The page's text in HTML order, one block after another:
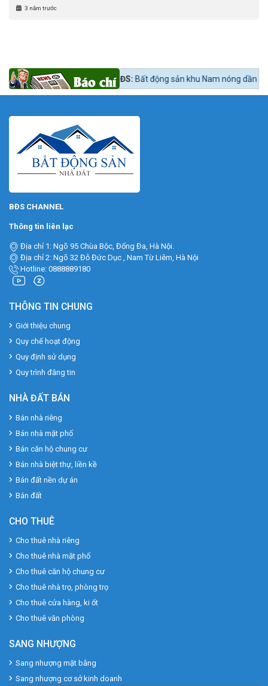
3 năm trước
Tin tức 24h BĐS: Bất động sản khu Nam nóng dần theo lộ trình lên
BĐS CHANNEL
Thông tin liên lạc
Địa chỉ 1: Ngõ 95 Chùa Bộc, Đống Đa, Hà Nội.
Địa chỉ 2: Ngõ 32 Đỗ Đức Dục , Nam Từ Liêm, Hà Nội
Hotline: 0888889180
THÔNG TIN CHUNG
Giới thiệu chung
Quy chế hoạt động
Quy định sử dụng
Quy trình đăng tin
NHÀ ĐẤT BÁN
Bán nhà riêng
Bán nhà mặt phố
Bán căn hộ chung cư
Bán nhà biệt thự, liền kề
Bán đất nền dự án
Bán đất
CHO THUÊ
Cho thuê nhà riêng
Cho thuê nhà mặt phố
Cho thuê căn hộ chung cư
Cho thuê nhà trọ, phòng trọ
Cho thuê cửa hàng, ki ốt
Cho thuê văn phòng
SANG NHƯỢNG
Sang nhượng mặt bằng
Sang nhượng cơ sở kinh doanh